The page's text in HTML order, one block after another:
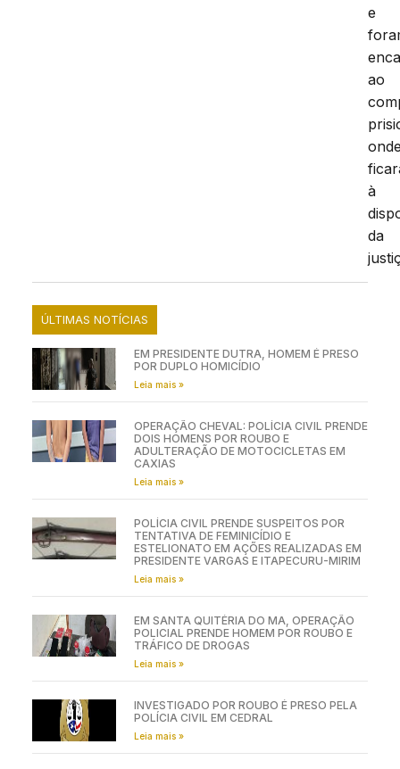
e
ao
à
da
ÚLTIMAS NOTÍCIAS
EM PRESIDENTE DUTRA, HOMEM É PRESO
POR DUPLO HOMICÍDIO
Leia mais »
OPERAÇÃO CHEVAL: POLÍCIA CIVIL PRENDE
DOIS HOMENS POR ROUBO E
ADULTERAÇÃO DE MOTOCICLETAS EM
CAXIAS
Leia mais »
POLÍCIA CIVIL PRENDE SUSPEITOS POR
TENTATIVA DE FEMINICÍDIO E
ESTELIONATO EM AÇÕES REALIZADAS EM
PRESIDENTE VARGAS E ITAPECURU-MIRIM
Leia mais »
EM SANTA QUITÉRIA DO MA, OPERAÇÃO
POLICIAL PRENDE HOMEM POR ROUBO E
TRÁFICO DE DROGAS
Leia mais »
INVESTIGADO POR ROUBO É PRESO PELA
POLÍCIA CIVIL EM CEDRAL
Leia mais »